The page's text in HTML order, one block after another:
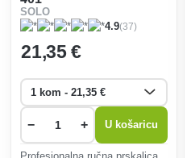
SOLO
4.9(37)
21,35 €
− + U košaricu